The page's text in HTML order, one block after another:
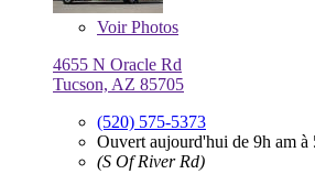
VoirPhotos
4655 N Oracle Rd
Tucson, AZ 85705
(520) 575-5373
Ouvert aujourd'hui de 9h am à
(S Of River Rd)